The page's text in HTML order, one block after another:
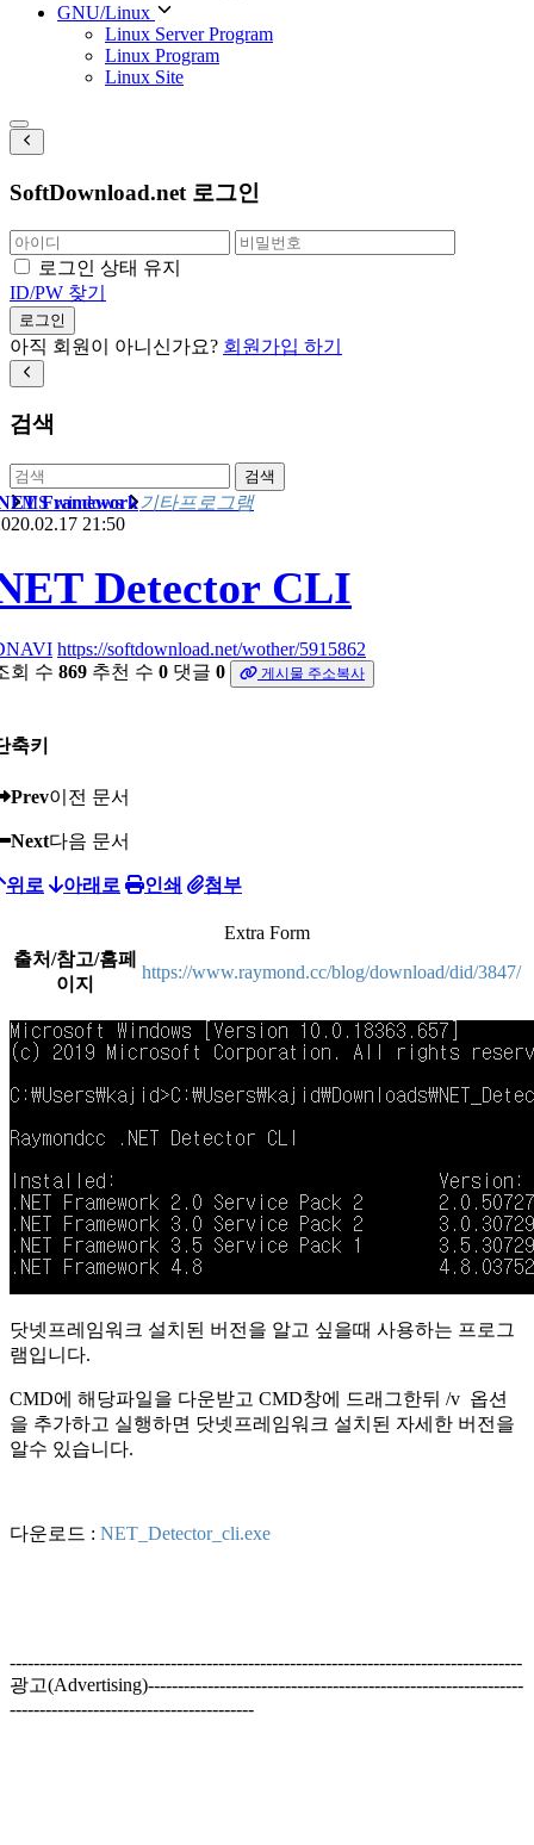
GNU/Linux
Linux Server Program
Linux Program
Linux Site
SoftDownload.net 로그인
로그인 상태 유지
ID/PW 찾기
로그인
아직 회원이 아니신가요? 회원가입 하기
검색
검색
MS windows 기타프로그램
Framework
21:50
Detector CLI
https://softdownload.net/wother/5915862
회 수 869 추천 수 0 댓글 0 게시물 주소복사
축키
Prev이전 문서
Next다음 문서
위로 아래로 인쇄 첨부
Extra Form
출처/참고/홈페
이지
https://www.raymond.cc/blog/download/did/3847/
닷넷프레임워크 설치된 버전을 알고 싶을때 사용하는 프로그
램입니다.
CMD에 해당파일을 다운받고 CMD창에 드래그한뒤 /v 옵션
을 추가하고 실행하면 닷넷프레임워크 설치된 자세한 버전을
알수 있습니다.
다운로드 : NET_Detector_cli.exe
--------------------------------------------------------------------------------------
광고(Advertising)---------------------------------------------------------------
-----------------------------------------